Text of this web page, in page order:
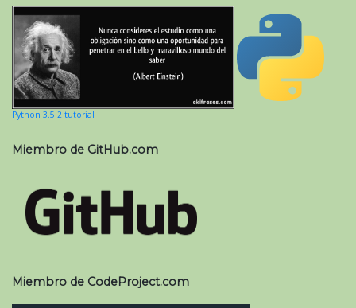
Python 3.5.2 tutorial
Miembro de GitHub.com
Miembro de CodeProject.com